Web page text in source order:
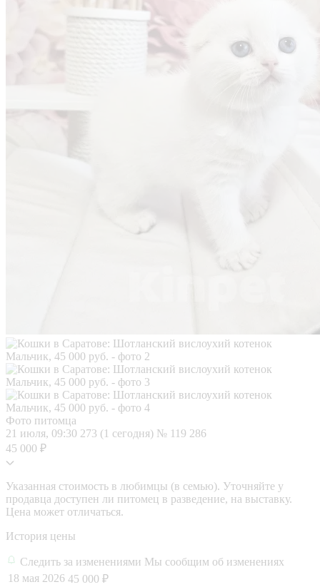
Фото питомца
21 июля, 09:30 273 (1 сегодня) № 119 286
45 000 ₽
Указанная стоимость в любимцы (в семью). Уточняйте у
продавца доступен ли питомец в разведение, на выставку.
Цена может отличаться.
История цены
Следить за изменениями Мы сообщим об изменениях
18 мая 2026 45 000 ₽